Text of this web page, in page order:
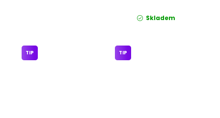
Skladem
TIP TIP